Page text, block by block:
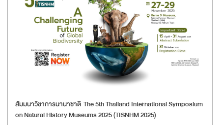
สัมมนาวิชาการนานาชาติ The 5th Thailand International Symposium
on Natural History Museums 2025 (TISNHM 2025)